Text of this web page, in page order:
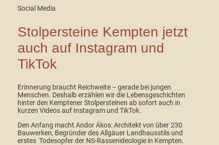
Social Media
Stolpersteine Kempten jetzt
auch auf Instagram und
TikTok
Erinnerung braucht Reichweite – gerade bei jungen
Menschen. Deshalb erzählen wir die Lebensgeschichten
hinter den Kemptener Stolpersteinen ab sofort auch in
kurzen Videos auf Instagram und TikTok.
Den Anfang macht Andor Ákos: Architekt von über 230
Bauwerken, Begründer des Allgäuer Landhausstils und
erstes Todesopfer der NS-Rassenideologie in Kempten.